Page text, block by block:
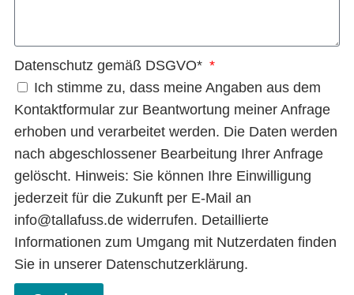
Datenschutz gemäß DSGVO*
Ich stimme zu, dass meine Angaben aus dem
Kontaktformular zur Beantwortung meiner Anfrage
erhoben und verarbeitet werden. Die Daten werden
nach abgeschlossener Bearbeitung Ihrer Anfrage
gelöscht. Hinweis: Sie können Ihre Einwilligung
jederzeit für die Zukunft per E-Mail an
info@tallafuss.de widerrufen. Detaillierte
Informationen zum Umgang mit Nutzerdaten finden
Sie in unserer Datenschutzerklärung.